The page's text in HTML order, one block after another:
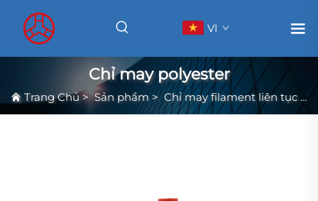
VI
Chỉ may polyester
Trang Chủ>Sản phẩm>Chỉ may filament liên tục có độ bền cao